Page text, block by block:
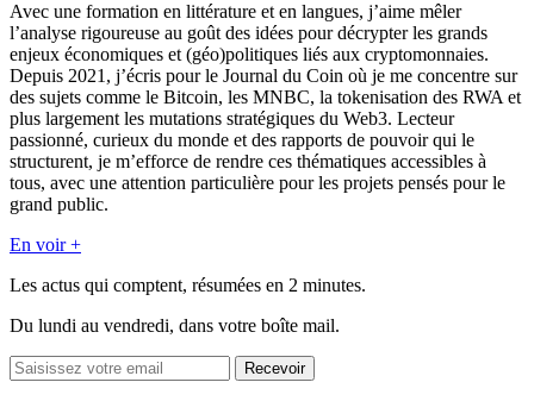
Avec une formation en littérature et en langues, j’aime mêler
l’analyse rigoureuse au goût des idées pour décrypter les grands
enjeux économiques et (géo)politiques liés aux cryptomonnaies.
Depuis 2021, j’écris pour le Journal du Coin où je me concentre sur
des sujets comme le Bitcoin, les MNBC, la tokenisation des RWA et
plus largement les mutations stratégiques du Web3. Lecteur
passionné, curieux du monde et des rapports de pouvoir qui le
structurent, je m’efforce de rendre ces thématiques accessibles à
tous, avec une attention particulière pour les projets pensés pour le
grand public.
En voir +
Les actus qui comptent, résumées en 2 minutes.
Du lundi au vendredi, dans votre boîte mail.
Recevoir